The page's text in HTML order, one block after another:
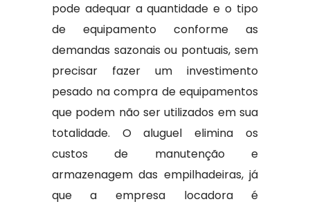
pode adequar a quantidade e o tipo
de equipamento conforme as
demandas sazonais ou pontuais, sem
precisar fazer um investimento
pesado na compra de equipamentos
que podem não ser utilizados em sua
totalidade. O aluguel elimina os
custos de manutenção e
armazenagem das empilhadeiras, já
que a empresa locadora é